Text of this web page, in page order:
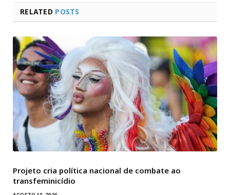
RELATED POSTS
Projeto cria política nacional de combate ao
transfeminicídio